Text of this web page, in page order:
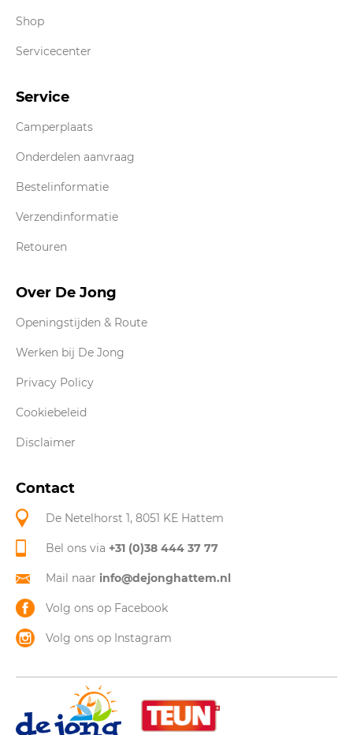
Shop
Servicecenter
Service
Camperplaats
Onderdelen aanvraag
Bestelinformatie
Verzendinformatie
Retouren
Over De Jong
Openingstijden & Route
Werken bij De Jong
Privacy Policy
Cookiebeleid
Disclaimer
Contact
De Netelhorst 1, 8051 KE Hattem
Bel ons via +31 (0)38 444 37 77
Mail naar info@dejonghattem.nl
Volg ons op Facebook
Volg ons op Instagram